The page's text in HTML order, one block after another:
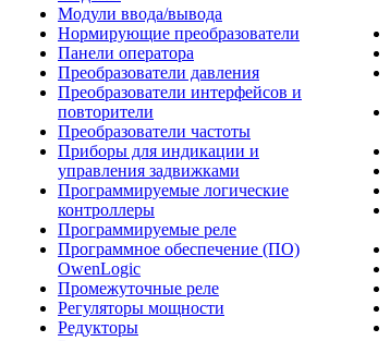
Модули ввода/вывода
Нормирующие преобразователи
Панели оператора
Преобразователи давления
Преобразователи интерфейсов и
повторители
Преобразователи частоты
Приборы для индикации и
управления задвижками
Программируемые логические
контроллеры
Программируемые реле
Программное обеспечение (ПО)
OwenLogic
Промежуточные реле
Регуляторы мощности
Редукторы